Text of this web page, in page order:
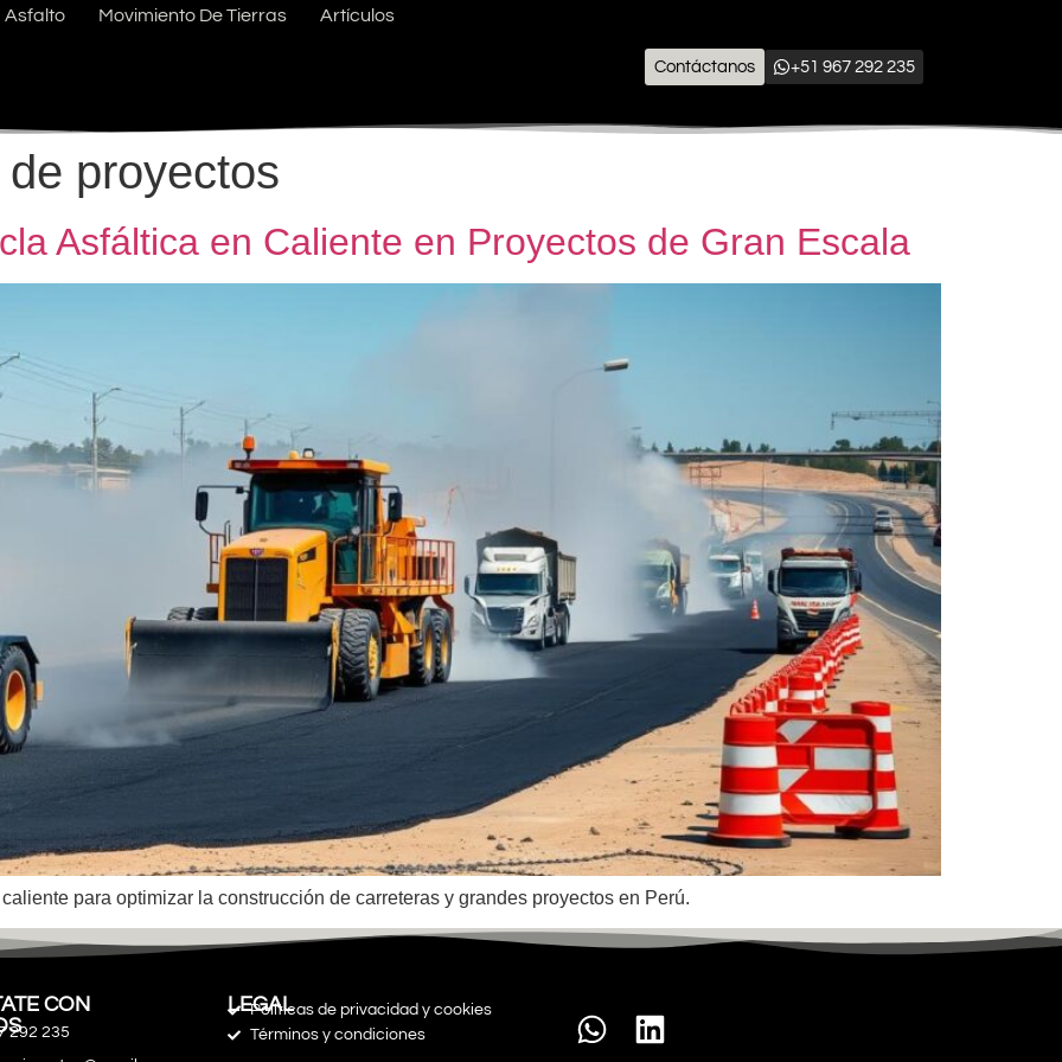
Asfalto Movimiento De Tierras Artículos
Contáctanos +51 967 292 235
proyectos
Asfáltica en Caliente en Proyectos de Gran Escala
para optimizar la construcción de carreteras y grandes proyectos en Perú.
CON
292 235
Políticas de privacidad y cookies
Términos y condiciones
LEGAL